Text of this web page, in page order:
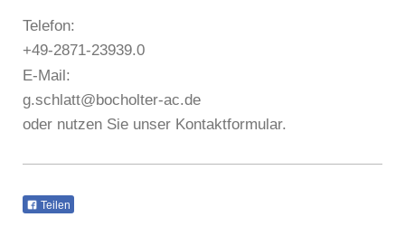
Telefon:
+49-2871-23939.0
E-Mail:
g.schlatt@bocholter-ac.de
oder nutzen Sie unser Kontaktformular.
Teilen